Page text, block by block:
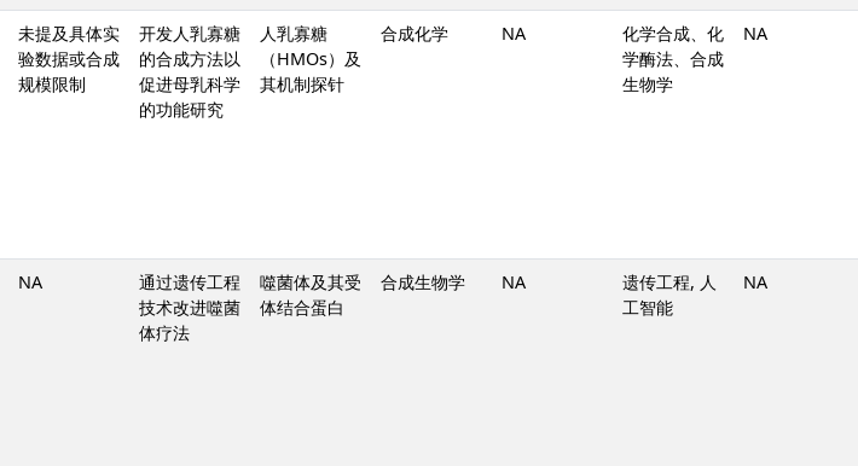
未提及具体实
验数据或合成
规模限制
开发人乳寡糖
的合成方法以
促进母乳科学
的功能研究
人乳寡糖
（HMOs）及
其机制探针
合成化学 NA
化学合成、化
学酶法、合成
生物学
NA
NA
通过遗传工程
技术改进噬菌
体疗法
噬菌体及其受
体结合蛋白
合成生物学 NA
遗传工程, 人
工智能
NA